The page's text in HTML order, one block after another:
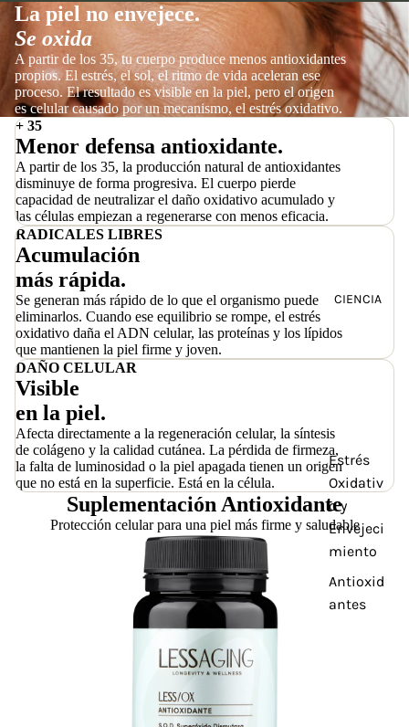
CIENCIA
Estrés
Oxidativ
o y
Envejeci
miento
Antioxid
antes
La piel no envejece.
Se oxida
A partir de los 35, tu cuerpo produce menos antioxidantes
propios. El estrés, el sol, el ritmo de vida aceleran ese
proceso. El resultado es visible en la piel, pero el origen
es celular causado por un mecanismo, el estrés oxidativo.
+ 35
Menor defensa antioxidante.
A partir de los 35, la producción natural de antioxidantes
disminuye de forma progresiva. El cuerpo pierde
capacidad de neutralizar el daño oxidativo acumulado y
las células empiezan a regenerarse con menos eficacia.
RADICALES LIBRES
Acumulación
más rápida.
Se generan más rápido de lo que el organismo puede
eliminarlos. Cuando ese equilibrio se rompe, el estrés
oxidativo daña el ADN celular, las proteínas y los lípidos
que mantienen la piel firme y joven.
DAÑO CELULAR
Visible
en la piel.
Afecta directamente a la regeneración celular, la síntesis
de colágeno y la calidad cutánea. La pérdida de firmeza,
la falta de luminosidad o la piel apagada tienen un origen
que no está en la superficie. Está en la célula.
Suplementación Antioxidante
Protección celular para una piel más firme y saludable